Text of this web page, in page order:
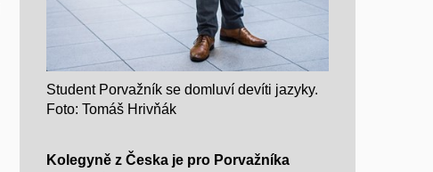
Student Porvažník se domluví devíti jazyky.
Foto: Tomáš Hrivňák
Kolegyně z Česka je pro Porvažníka